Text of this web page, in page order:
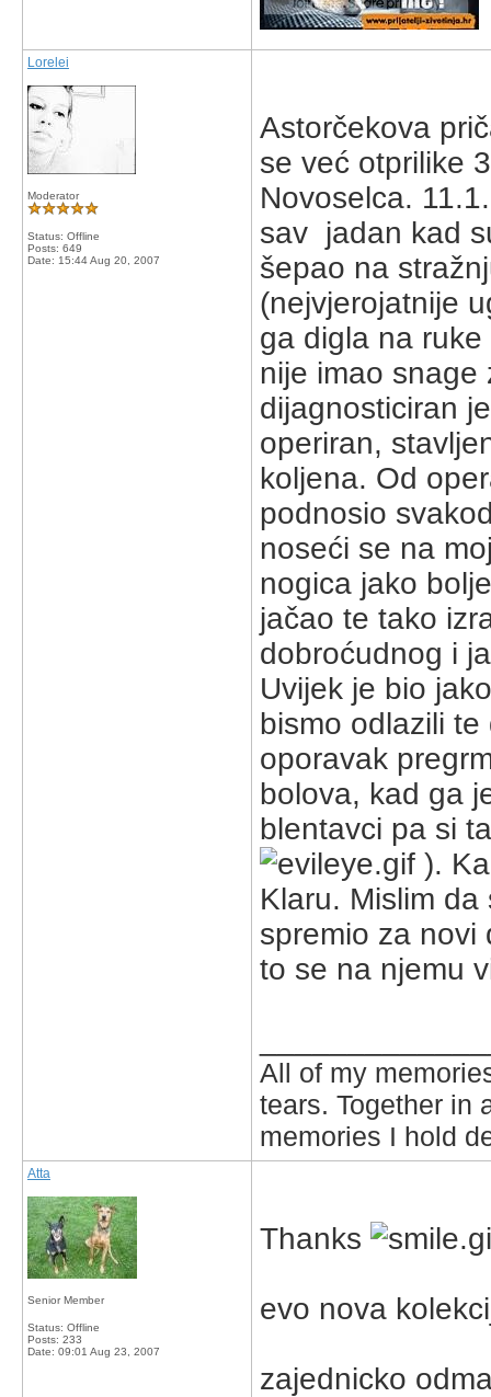
Lorelei
Moderator
Status: Offline
Posts: 649
Date: 15:44 Aug 20, 2007
Astorčekova
se već otprilike
Novoselca.
sav jadan kad
šepao na
(nejvjerojatnije
ga digla na
nije imao snage
dijagnosticiran
operiran,
koljena. Od
podnosio
noseći se na
nogica jako
jačao te tako
dobroćudnog i
Uvijek je bio
bismo odlazili
oporavak
bolova, kad ga
blentavci pa si
).
Klaru. Mislim
spremio za novi
to se na njemu
All of my
tears. Together in
memories I hold
Atta
Senior Member
Status: Offline
Posts: 233
Date: 09:01 Aug 23, 2007
Thanks
evo nova
zajednicko